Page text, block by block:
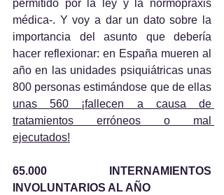
permitido por la ley y la normopraxis
médica-. Y voy a dar un dato sobre la
importancia del asunto que debería
hacer reflexionar: en España mueren al
año en las unidades psiquiátricas unas
unas 560 ¡fallecen a causa de
tratamientos erróneos o mal
ejecutados!
65.000 INTERNAMIENTOS
INVOLUNTARIOS AL AÑO